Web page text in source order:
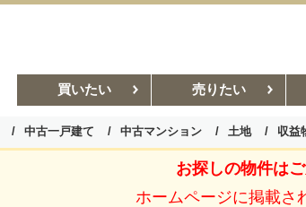
買いたい 売りたい
中古一戸建て 中古マンション 土地 収益
お部屋探
お探しの物件は
ホームページに掲載さ